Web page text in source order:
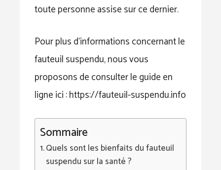
toute personne assise sur ce dernier.
Pour plus d’informations concernant le
fauteuil suspendu, nous vous
proposons de consulter le guide en
ligne ici : https://fauteuil-suspendu.info
Sommaire
Quels sont les bienfaits du fauteuil
suspendu sur la santé ?